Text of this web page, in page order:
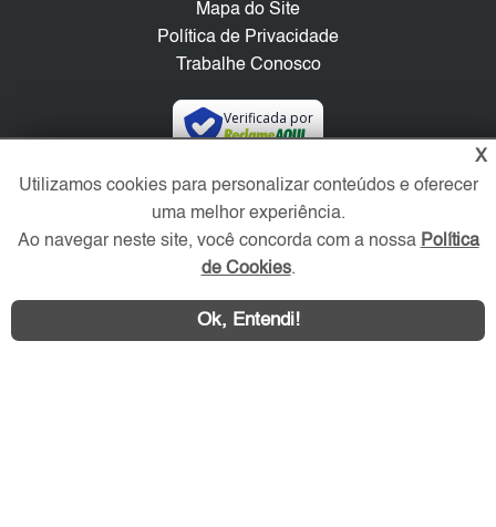
Mapa do Site
Política de Privacidade
Trabalhe Conosco
Verificada por
Redes Sociais
X
Utilizamos cookies para personalizar conteúdos e oferecer
uma melhor experiência.
Ao navegar neste site, você concorda com a nossa Política
de Cookies.
Ok, Entendi!